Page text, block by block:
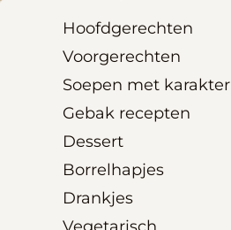
Hoofdgerechten
Voorgerechten
Soepen met karakter
Gebak recepten
Dessert
Borrelhapjes
Drankjes